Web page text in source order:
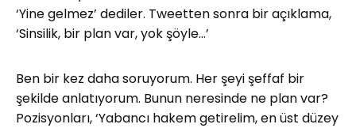
‘Yine gelmez’ dediler. Tweetten sonra bir açıklama,
‘Sinsilik, bir plan var, yok şöyle…’
Ben bir kez daha soruyorum. Her şeyi şeffaf bir
şekilde anlatıyorum. Bunun neresinde ne plan var?
Pozisyonları, ‘Yabancı hakem getirelim, en üst düzey